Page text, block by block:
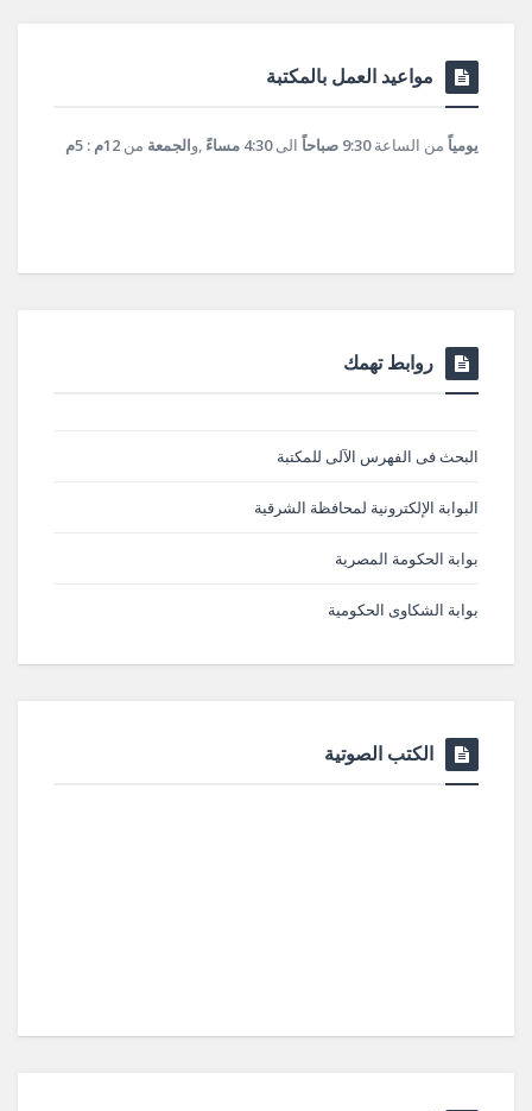
مواعيد العمل بالمكتبة
يومياً من الساعة9:30 صباحاً الى4:30 مساءً ,والجمعة من 12م : 5م
روابط تهمك
البحث فى الفهرس الآلى للمكتبة
البوابة الإلكترونية لمحافظة الشرقية
بوابة الحكومة المصرية
بوابة الشكاوى الحكومية
الكتب الصوتية